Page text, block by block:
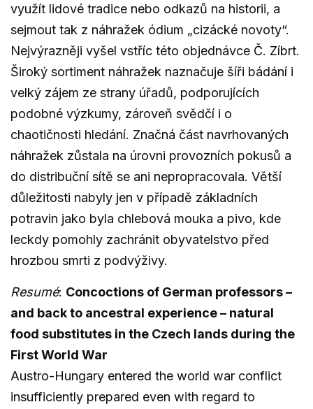
využít lidové tradice nebo odkazů na historii, a
sejmout tak z náhražek ódium „cizácké novoty“.
Nejvýrazněji vyšel vstříc této objednávce Č. Zíbrt.
Široký sortiment náhražek naznačuje šíři bádání i
velký zájem ze strany úřadů, podporujících
podobné výzkumy, zároveň svědčí i o
chaotičnosti hledání. Značná část navrhovaných
náhražek zůstala na úrovni provozních pokusů a
do distribuční sítě se ani nepropracovala. Větší
důležitosti nabyly jen v případě základních
potravin jako byla chlebová mouka a pivo, kde
leckdy pomohly zachránit obyvatelstvo před
hrozbou smrti z podvýživy.
Resumé: Concoctions of German professors –
and back to ancestral experience – natural
food substitutes in the Czech lands during the
First World War
Austro-Hungary entered the world war conflict
insufficiently prepared even with regard to